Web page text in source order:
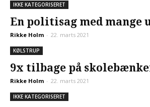
IKKE KATEGORISERET
En politisag med mange
Rikke Holm - 22. marts 2021
KØLSTRUP
9x tilbage på
Rikke Holm - 22. marts 2021
IKKE KATEGORISERET